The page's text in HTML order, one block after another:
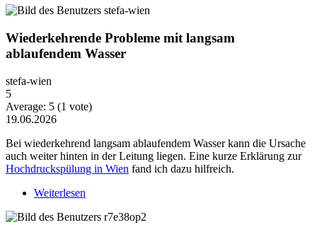
Wiederkehrende Probleme mit langsam
ablaufendem Wasser
stefa-wien
5
Average: 5 (1 vote)
19.06.2026
Bei wiederkehrend langsam ablaufendem Wasser kann die Ursache
auch weiter hinten in der Leitung liegen. Eine kurze Erklärung zur
Hochdruckspülung in Wien fand ich dazu hilfreich.
Weiterlesen